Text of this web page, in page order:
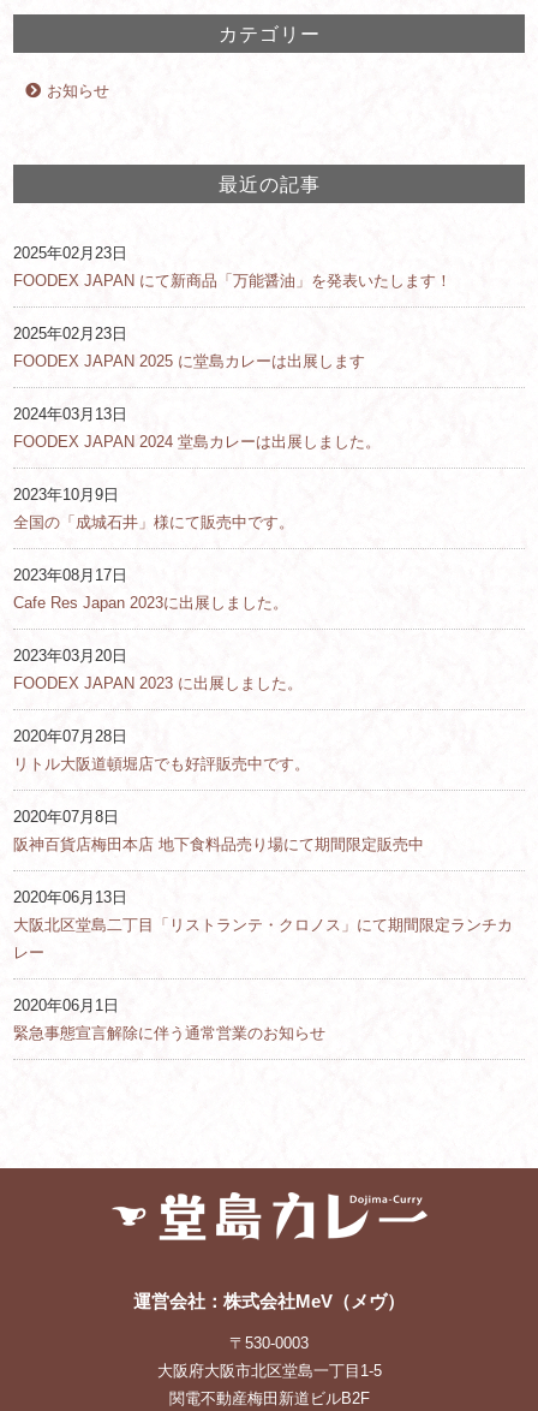
カテゴリー
お知らせ
最近の記事
2025年02月23日
FOODEX JAPAN にて新商品「万能醤油」を発表いたします！
2025年02月23日
FOODEX JAPAN 2025 に堂島カレーは出展します
2024年03月13日
FOODEX JAPAN 2024 堂島カレーは出展しました。
2023年10月9日
全国の「成城石井」様にて販売中です。
2023年08月17日
Cafe Res Japan 2023に出展しました。
2023年03月20日
FOODEX JAPAN 2023 に出展しました。
2020年07月28日
リトル大阪道頓堀店でも好評販売中です。
2020年07月8日
阪神百貨店梅田本店 地下食料品売り場にて期間限定販売中
2020年06月13日
大阪北区堂島二丁目「リストランテ・クロノス」にて期間限定ランチカ
レー
2020年06月1日
緊急事態宣言解除に伴う通常営業のお知らせ
運営会社：株式会社MeV（メヴ）
〒530-0003
大阪府大阪市北区堂島一丁目1-5
関電不動産梅田新道ビルB2F